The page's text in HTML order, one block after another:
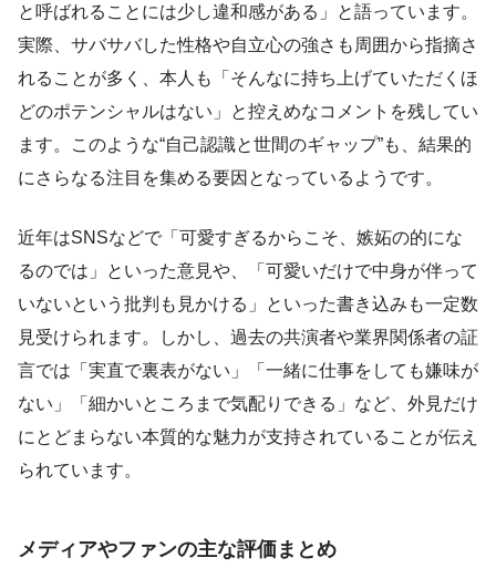
と呼ばれることには少し違和感がある」と語っています。
実際、サバサバした性格や自立心の強さも周囲から指摘さ
れることが多く、本人も「そんなに持ち上げていただくほ
どのポテンシャルはない」と控えめなコメントを残してい
ます。このような“自己認識と世間のギャップ”も、結果的
にさらなる注目を集める要因となっているようです。
近年はSNSなどで「可愛すぎるからこそ、嫉妬の的にな
るのでは」といった意見や、「可愛いだけで中身が伴って
いないという批判も見かける」といった書き込みも一定数
見受けられます。しかし、過去の共演者や業界関係者の証
言では「実直で裏表がない」「一緒に仕事をしても嫌味が
ない」「細かいところまで気配りできる」など、外見だけ
にとどまらない本質的な魅力が支持されていることが伝え
られています。
メディアやファンの主な評価まとめ